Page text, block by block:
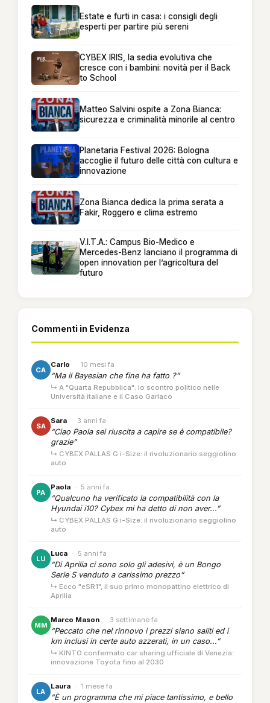
Estate e furti in casa: i consigli degli
esperti per partire più sereni
CYBEX IRIS, la sedia evolutiva che
cresce con i bambini: novità per il Back
to School
Matteo Salvini ospite a Zona Bianca:
sicurezza e criminalità minorile al centro
Planetaria Festival 2026: Bologna
accoglie il futuro delle città con cultura e
innovazione
Zona Bianca dedica la prima serata a
Fakir, Roggero e clima estremo
V.I.T.A.: Campus Bio-Medico e
Mercedes-Benz lanciano il programma di
open innovation per l’agricoltura del
futuro
Commenti in Evidenza
CA
Carlo · 10 mesi fa
“Ma il Bayesian che fine ha fatto ?”
↳ A "Quarta Repubblica": lo scontro politico nelle
Università italiane e il Caso Garlaco
SA
Sara · 3 anni fa
“Ciao Paola sei riuscita a capire se è compatibile?
grazie”
↳ CYBEX PALLAS G i-Size: il rivoluzionario seggiolino
auto
PA
Paola · 5 anni fa
“Qualcuno ha verificato la compatibilità con la
Hyundai i10? Cybex mi ha detto di non aver...”
↳ CYBEX PALLAS G i-Size: il rivoluzionario seggiolino
auto
LU
Luca · 5 anni fa
“Di Aprilia ci sono solo gli adesivi, è un Bongo
Serie S venduto a carissimo prezzo”
↳ Ecco "eSR1", il suo primo monopattino elettrico di
Aprilia
MM
Marco Mason · 3 settimane fa
“Peccato che nel rinnovo i prezzi siano saliti ed i
km inclusi in certe auto azzerati, in un caso...”
↳ KINTO confermato car sharing ufficiale di Venezia:
innovazione Toyota fino al 2030
LA
Laura · 1 mese fa
“È un programma che mi piace tantissimo, e bello